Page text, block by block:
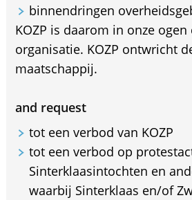
binnendringen
KOZP is daarom in onze
organisatie. KOZP ontwricht
maatschappij.
and request
tot een verbod van KOZP
tot een verbod op
Sinterklaasintochten en
waarbij Sinterklaas en/of